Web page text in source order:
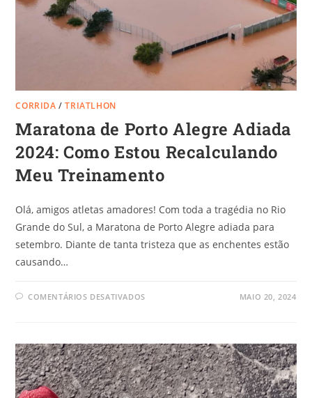
CORRIDA /TRIATLHON
Maratona de Porto Alegre Adiada
2024: Como Estou Recalculando
Meu Treinamento
Olá, amigos atletas amadores! Com toda a tragédia no Rio
Grande do Sul, a Maratona de Porto Alegre adiada para
setembro. Diante de tanta tristeza que as enchentes estão
causando…
COMENTÁRIOS DESATIVADOS MAIO 20, 2024